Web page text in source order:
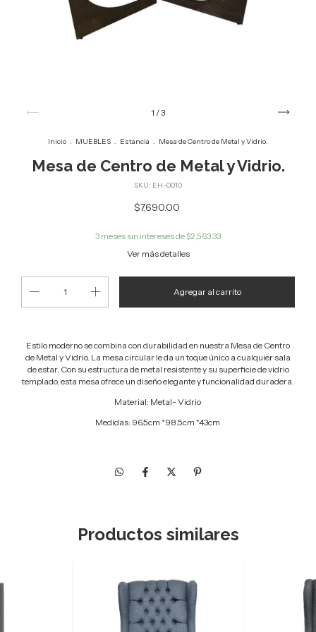
1 /3
Inicio . MUEBLES . Estancia . Mesa de Centro de Metal y Vidrio.
Mesa de Centro de Metal y Vidrio.
SKU: EH-0010
$7,690.00
3 meses sin intereses de $2,563.33
Ver más detalles
Estilo moderno se combina con durabilidad en nuestra Mesa de Centro
de Metal y Vidrio. La mesa circular le da un toque único a cualquier sala
de estar. Con su estructura de metal resistente y su superficie de vidrio
templado, esta mesa ofrece un diseño elegante y funcionalidad duradera.
Material: Metal- Vidrio
Medidas: 96.5cm *98.5cm *43cm
Productos similares